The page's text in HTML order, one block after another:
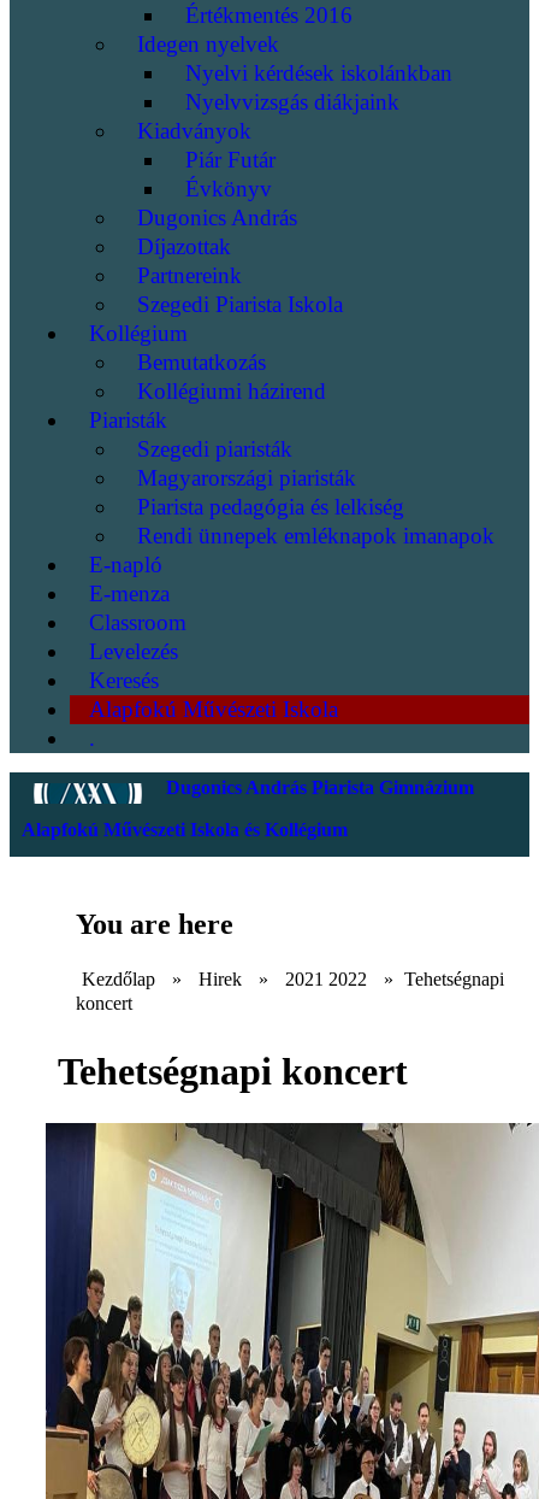
Értékmentés 2016
Idegen nyelvek
Nyelvi kérdések iskolánkban
Nyelvvizsgás diákjaink
Kiadványok
Piár Futár
Évkönyv
Dugonics András
Díjazottak
Partnereink
Szegedi Piarista Iskola
Kollégium
Bemutatkozás
Kollégiumi házirend
Piaristák
Szegedi piaristák
Magyarországi piaristák
Piarista pedagógia és lelkiség
Rendi ünnepek emléknapok imanapok
E-napló
E-menza
Classroom
Levelezés
Keresés
Alapfokú Művészeti Iskola
.
Dugonics András Piarista Gimnázium
Alapfokú Művészeti Iskola és Kollégium
You are here
Kezdőlap » Hirek » 2021 2022 » Tehetségnapi
koncert
Tehetségnapi koncert